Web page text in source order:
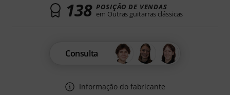
138 POSIÇÃO DE VENDAS
em Outras guitarras clássicas
Consulta
Informação do fabricante